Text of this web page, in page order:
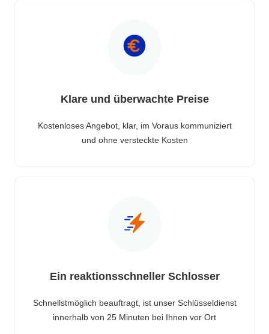
Klare und überwachte Preise
Kostenloses Angebot, klar, im Voraus kommuniziert
und ohne versteckte Kosten
Ein reaktionsschneller Schlosser
Schnellstmöglich beauftragt, ist unser Schlüsseldienst
innerhalb von 25 Minuten bei Ihnen vor Ort